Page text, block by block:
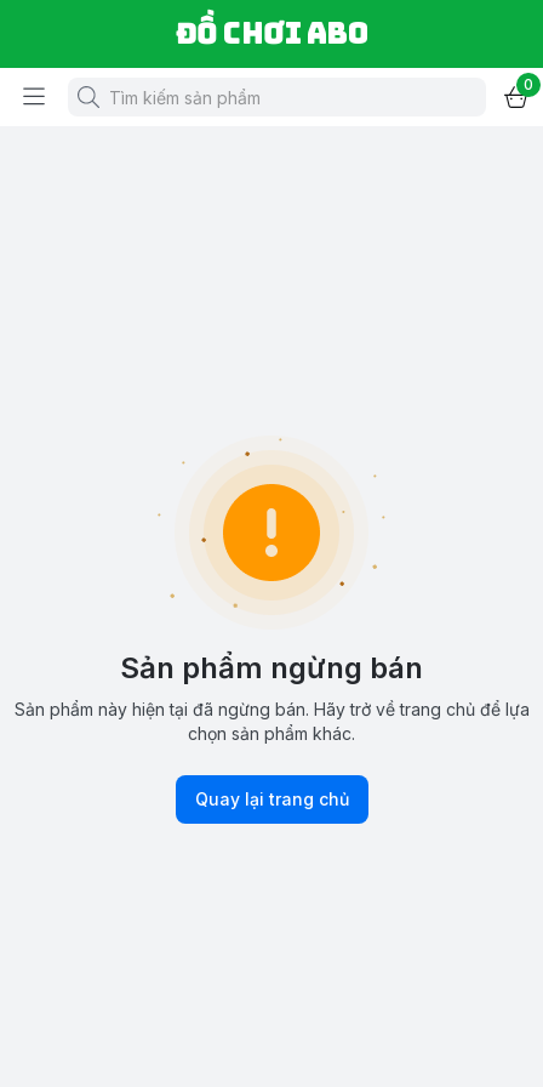
Đồ chơi ABO
0
Sản phẩm ngừng bán
Sản phẩm này hiện tại đã ngừng bán. Hãy trở về trang chủ để lựa
chọn sản phẩm khác.
Quay lại trang chủ